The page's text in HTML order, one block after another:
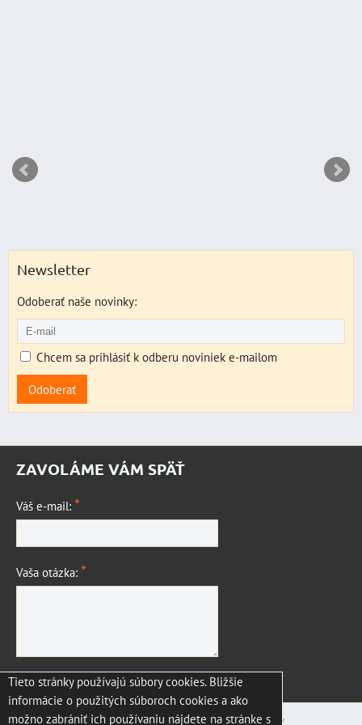
Newsletter
Odoberať naše novinky:
Chcem sa prihlásiť k odberu noviniek e-mailom
Odoberať
ZAVOLÁME VÁM SPÄŤ
Váš e-mail: *
Vaša otázka: *
Odoslať
Predvoľby súkromia
Zásady ochrany osobných údajov
Tieto stránky používajú súbory cookies. Bližšie
informácie o použitých súboroch cookies a ako
možno zabrániť ich používaniu nájdete na stránke s